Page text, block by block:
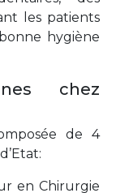
les patients
hygiène
chez
de 4
en Chirurgie